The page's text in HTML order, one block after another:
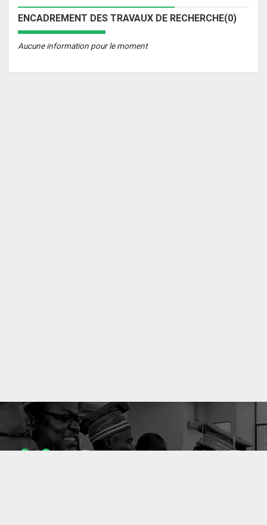
ENCADREMENT DES TRAVAUX DE RECHERCHE(0)
Aucune information pour le moment
1053 10637